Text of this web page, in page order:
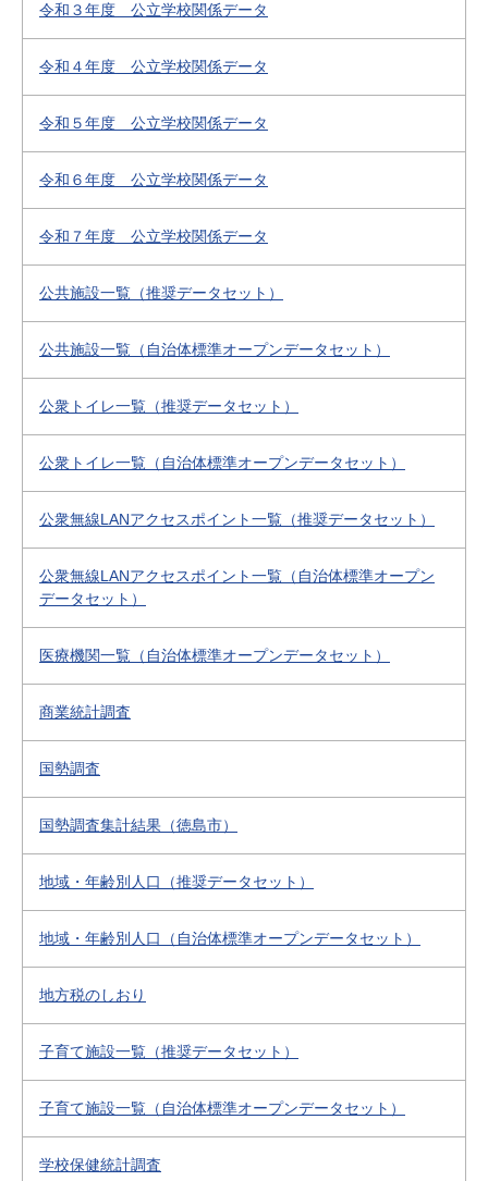
令和３年度 公立学校関係データ
令和４年度 公立学校関係データ
令和５年度 公立学校関係データ
令和６年度 公立学校関係データ
令和７年度 公立学校関係データ
公共施設一覧（推奨データセット）
公共施設一覧（自治体標準オープンデータセット）
公衆トイレ一覧（推奨データセット）
公衆トイレ一覧（自治体標準オープンデータセット）
公衆無線LANアクセスポイント一覧（推奨データセット）
公衆無線LANアクセスポイント一覧（自治体標準オープン
データセット）
医療機関一覧（自治体標準オープンデータセット）
商業統計調査
国勢調査
国勢調査集計結果（徳島市）
地域・年齢別人口（推奨データセット）
地域・年齢別人口（自治体標準オープンデータセット）
地方税のしおり
子育て施設一覧（推奨データセット）
子育て施設一覧（自治体標準オープンデータセット）
学校保健統計調査